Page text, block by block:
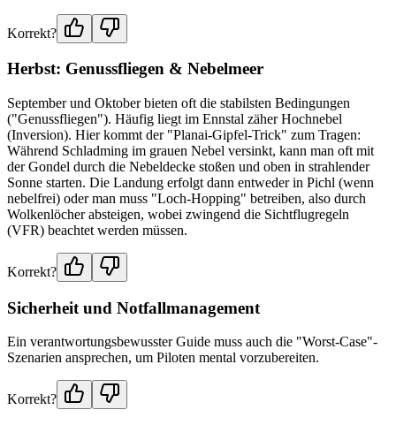
Korrekt?
Herbst: Genussfliegen & Nebelmeer
September und Oktober bieten oft die stabilsten Bedingungen
("Genussfliegen"). Häufig liegt im Ennstal zäher Hochnebel
(Inversion). Hier kommt der "Planai-Gipfel-Trick" zum Tragen:
Während Schladming im grauen Nebel versinkt, kann man oft mit
der Gondel durch die Nebeldecke stoßen und oben in strahlender
Sonne starten. Die Landung erfolgt dann entweder in Pichl (wenn
nebelfrei) oder man muss "Loch-Hopping" betreiben, also durch
Wolkenlöcher absteigen, wobei zwingend die Sichtflugregeln
(VFR) beachtet werden müssen.
Korrekt?
Sicherheit und Notfallmanagement
Ein verantwortungsbewusster Guide muss auch die "Worst-Case"-
Szenarien ansprechen, um Piloten mental vorzubereiten.
Korrekt?